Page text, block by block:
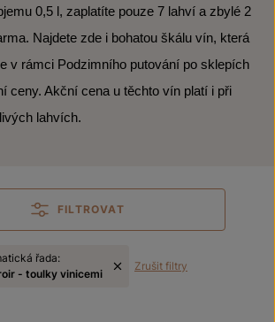
0,5 l, zaplatíte pouze 7 lahví a zbylé 2
Najdete zde i bohatou škálu vín, která
v rámci Podzimního putování po sklepích
ceny. Akční cena u těchto vín platí i při
lahvích.
FILTROVAT
řada:
- toulky vinicemi
Zrušit filtry